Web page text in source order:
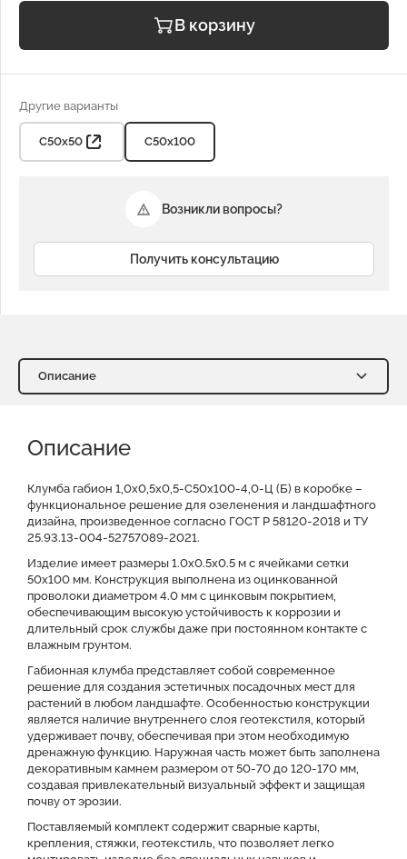
В корзину
Другие варианты
С50х50 С50х100
Возникли вопросы?
Получить консультацию
Описание
Доставка и оплата
Преимущества Оставить заявку на КП
Файлы для скачивания
Описание
Клумба габион 1,0х0,5х0,5-С50х100-4,0-Ц (Б) в коробке –
функциональное решение для озеленения и ландшафтного
дизайна, произведенное согласно ГОСТ Р 58120-2018 и ТУ
25.93.13-004-52757089-2021.
Изделие имеет размеры 1.0x0.5х0.5 м с ячейками сетки
50x100 мм. Конструкция выполнена из оцинкованной
проволоки диаметром 4.0 мм с цинковым покрытием,
обеспечивающим высокую устойчивость к коррозии и
длительный срок службы даже при постоянном контакте с
влажным грунтом.
Габионная клумба представляет собой современное
решение для создания эстетичных посадочных мест для
растений в любом ландшафте. Особенностью конструкции
является наличие внутреннего слоя геотекстиля, который
удерживает почву, обеспечивая при этом необходимую
дренажную функцию. Наружная часть может быть заполнена
декоративным камнем размером от 50-70 до 120-170 мм,
создавая привлекательный визуальный эффект и защищая
почву от эрозии.
Поставляемый комплект содержит сварные карты,
крепления, стяжки, геотекстиль, что позволяет легко